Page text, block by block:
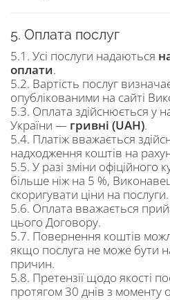
5. Оплата послуг
5.1. Усі послуги надаються
оплати.
5.2. Вартість послуг
опублікованими на сайті
5.3. Оплата здійснюється у
України — гривні (UAH).
5.4. Платіж вважається
надходження коштів на
5.5. У разі зміни офіційного
більше ніж на 5 %,
скоригувати ціни на послуги.
5.6. Оплата вважається
цього Договору.
5.7. Повернення коштів
якщо послуга не може бути
причин.
5.8. Претензії щодо якості
протягом 30 днів з моменту